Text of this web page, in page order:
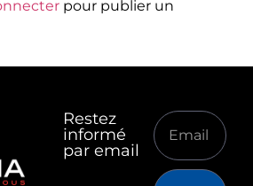
pour publier un
Restez
informé
par email